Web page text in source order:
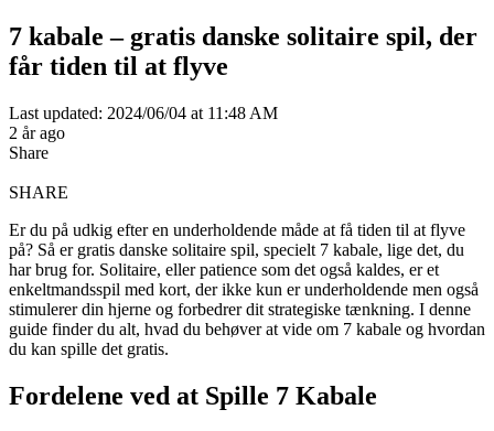
7 kabale – gratis danske solitaire spil, der
får tiden til at flyve
Last updated: 2024/06/04 at 11:48 AM
2 år ago
Share
SHARE
Er du på udkig efter en underholdende måde at få tiden til at flyve
på? Så er gratis danske solitaire spil, specielt 7 kabale, lige det, du
har brug for. Solitaire, eller patience som det også kaldes, er et
enkeltmandsspil med kort, der ikke kun er underholdende men også
stimulerer din hjerne og forbedrer dit strategiske tænkning. I denne
guide finder du alt, hvad du behøver at vide om 7 kabale og hvordan
du kan spille det gratis.
Fordelene ved at Spille 7 Kabale